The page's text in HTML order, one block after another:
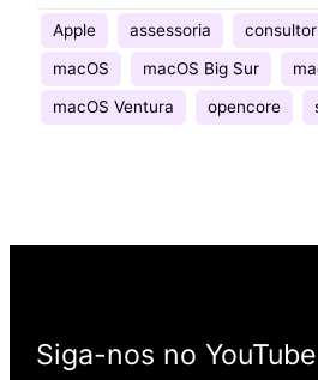
Apple assessoria
macOS
macOS Big Sur
macOS Ventura
opencore
Siga-nos no YouTube